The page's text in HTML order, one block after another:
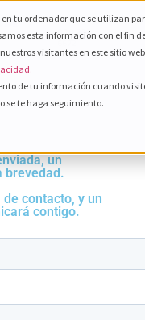
en tu ordenador que se utilizan
esta información con el fin
visitantes en este sitio
de tu información cuando
se te haga seguimiento.
800 232
Español
un
brevedad.
contacto, y un
contigo.